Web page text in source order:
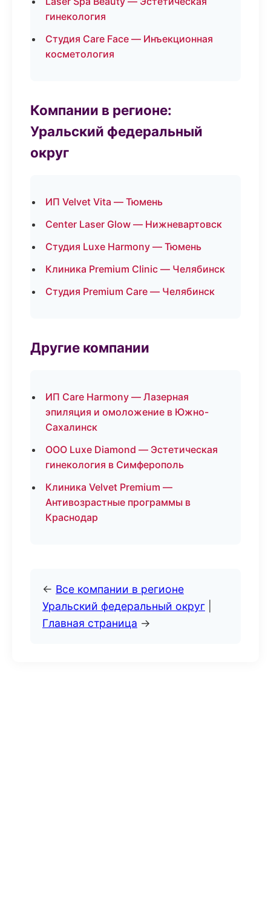
гинекология
Студия Care Face — Инъекционная
косметология
Компании в регионе:
Уральский федеральный
округ
ИП Velvet Vita — Тюмень
Center Laser Glow — Нижневартовск
Студия Luxe Harmony — Тюмень
Клиника Premium Clinic — Челябинск
Студия Premium Care — Челябинск
Другие компании
ИП Care Harmony — Лазерная
эпиляция и омоложение в Южно-
Сахалинск
ООО Luxe Diamond — Эстетическая
гинекология в Симферополь
Клиника Velvet Premium —
Антивозрастные программы в
Краснодар
← Все компании в регионе
Уральский федеральный округ
Главная страница →